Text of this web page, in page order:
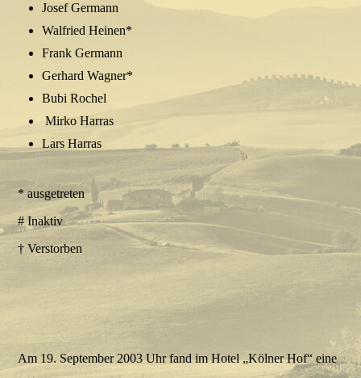
Josef Germann
Walfried Heinen*
Frank Germann
Gerhard Wagner*
Bubi Rochel
Mirko Harras
Lars Harras
* ausgetreten
# Inaktiv
† Verstorben
Am 19. September 2003 Uhr fand im Hotel „Kölner Hof“ eine